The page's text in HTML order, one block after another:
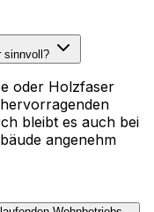
sinnvoll?
oder Holzfaser
bleibt es auch bei
angenehm